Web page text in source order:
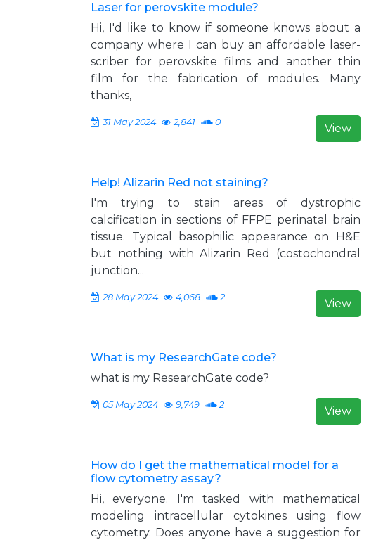
Laser for perovskite module?
Hi, I'd like to know if someone knows about a
company where I can buy an affordable laser-
scriber for perovskite films and another thin
film for the fabrication of modules. Many
thanks,
31 May 2024 2,841 0 View
Help! Alizarin Red not staining?
I'm trying to stain areas of dystrophic
calcification in sections of FFPE perinatal brain
tissue. Typical basophilic appearance on H&E
but nothing with Alizarin Red (costochondral
junction...
28 May 2024 4,068 2 View
What is my ResearchGate code?
what is my ResearchGate code?
05 May 2024 9,749 2 View
How do I get the mathematical model for a
flow cytometry assay?
Hi, everyone. I'm tasked with mathematical
modeling intracellular cytokines using flow
cytometry. Does anyone have a suggestion for